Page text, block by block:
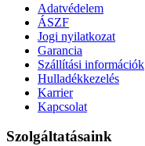
Adatvédelem
ÁSZF
Jogi nyilatkozat
Garancia
Szállítási információk
Hulladékkezelés
Karrier
Kapcsolat
Szolgáltatásaink